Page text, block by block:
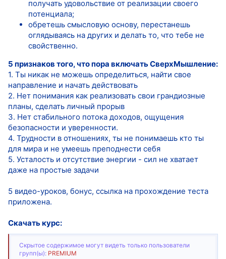
получать удовольствие от реализации своего
потенциала;
обретешь смысловую основу, перестанешь
оглядываясь на других и делать то, что тебе не
свойственно.
5 признаков того, что пора включать СверхМышление:
1. Ты никак не можешь определиться, найти свое
направление и начать действовать
2. Нет понимания как реализовать свои грандиозные
планы, сделать личный прорыв
3. Нет стабильного потока доходов, ощущения
безопасности и уверенности.
4. Трудности в отношениях, ты не понимаешь кто ты
для мира и не умеешь преподнести себя
5. Усталость и отсутствие энергии - сил не хватает
даже на простые задачи
5 видео-уроков, бонус, ссылка на прохождение теста
приложена.
Скачать курс:
Скрытое содержимое могут видеть только пользователи
групп(ы): PREMIUM